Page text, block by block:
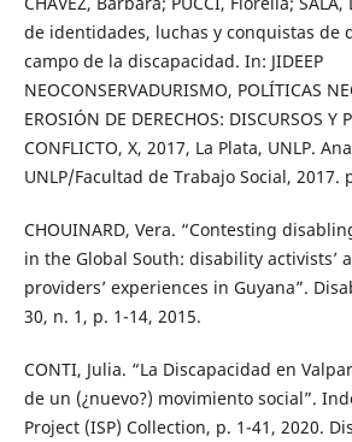
de identidades, luchas y conquistas de
campo de la discapacidad. In: JIDEEP
NEOCONSERVADURISMO, POLÍTICAS
EROSIÓN DE DERECHOS: DISCURSOS Y
CONFLICTO, X, 2017, La Plata, UNLP.
UNLP/Facultad de Trabajo Social, 2017.
CHOUINARD, Vera. “Contesting
in the Global South: disability activists’
providers’ experiences in Guyana”.
30, n. 1, p. 1-14, 2015.
CONTI, Julia. “La Discapacidad en
de un (¿nuevo?) movimiento social”.
Project (ISP) Collection, p. 1-41, 2020.